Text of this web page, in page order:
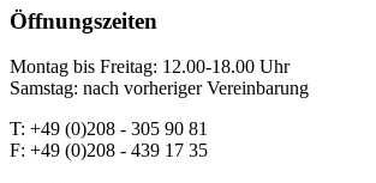
Öffnungszeiten
Montag bis Freitag: 12.00-18.00 Uhr
Samstag: nach vorheriger Vereinbarung
T: +49 (0)208 - 305 90 81
F: +49 (0)208 - 439 17 35